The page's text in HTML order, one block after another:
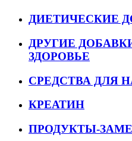
ДИЕТИЧЕСКИЕ
ДРУГИЕ
ЗДОРОВЬЕ
СРЕДСТВА ДЛЯ
КРЕАТИН
ПРОДУКТЫ-